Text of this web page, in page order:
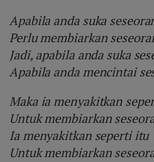
Apabila anda suka
Perlu membiarkan
Jadi, apabila anda suka
Apabila anda mencintai
Maka ia menyakitkan
Untuk membiarkan
Ia menyakitkan seperti itu
Untuk membiarkan